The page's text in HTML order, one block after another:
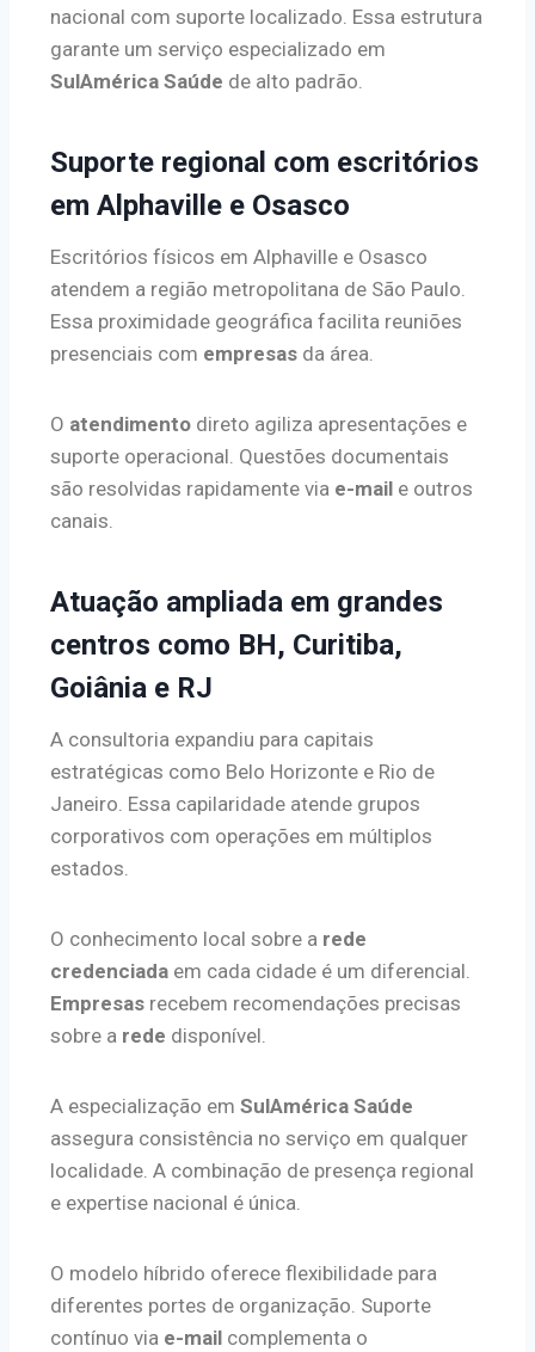
nacional com suporte localizado. Essa estrutura
garante um serviço especializado em
SulAmérica Saúde de alto padrão.
Suporte regional com escritórios
em Alphaville e Osasco
Escritórios físicos em Alphaville e Osasco
atendem a região metropolitana de São Paulo.
Essa proximidade geográfica facilita reuniões
presenciais com empresas da área.
O atendimento direto agiliza apresentações e
suporte operacional. Questões documentais
são resolvidas rapidamente via e-mail e outros
canais.
Atuação ampliada em grandes
centros como BH, Curitiba,
Goiânia e RJ
A consultoria expandiu para capitais
estratégicas como Belo Horizonte e Rio de
Janeiro. Essa capilaridade atende grupos
corporativos com operações em múltiplos
estados.
O conhecimento local sobre a rede
credenciada em cada cidade é um diferencial.
Empresas recebem recomendações precisas
sobre a rede disponível.
A especialização em SulAmérica Saúde
assegura consistência no serviço em qualquer
localidade. A combinação de presença regional
e expertise nacional é única.
O modelo híbrido oferece flexibilidade para
diferentes portes de organização. Suporte
contínuo via e-mail complementa o